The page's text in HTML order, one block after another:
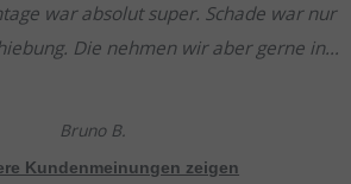
war absolut super. Schade war nur
Die nehmen wir aber gerne in
Bruno B.
Kundenmeinungen zeigen